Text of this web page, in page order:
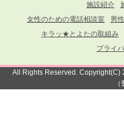
施設紹介
女性のための電話相談室
男
キラッ★とよたの取組み
プライ
All Rights Reserved. Copyright(C)